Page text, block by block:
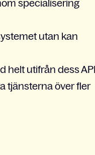
specialisering
utan kan
helt utifrån dess API
tjänsterna över fler